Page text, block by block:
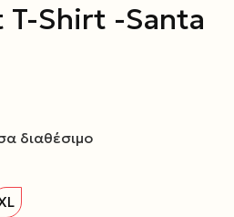
Shirt -Santa
διαθέσιμο